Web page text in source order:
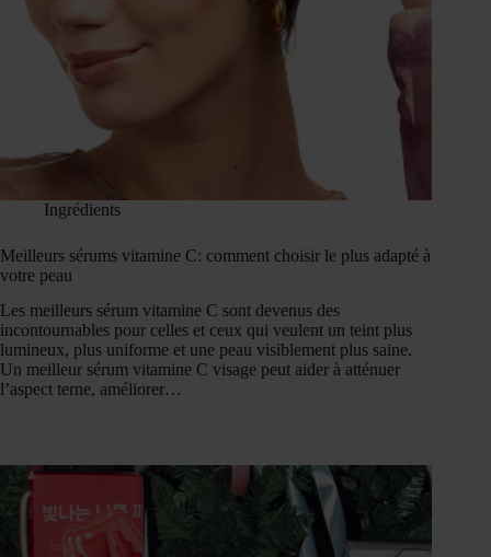
Ingrédients
Meilleurs sérums vitamine C: comment choisir le plus adapté à
votre peau
Les meilleurs sérum vitamine C sont devenus des
incontournables pour celles et ceux qui veulent un teint plus
lumineux, plus uniforme et une peau visiblement plus saine.
Un meilleur sérum vitamine C visage peut aider à atténuer
l’aspect terne, améliorer…